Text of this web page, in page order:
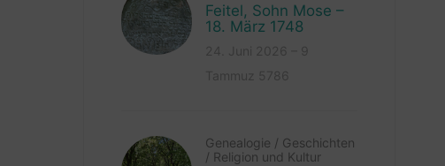
Feitel, Sohn Mose –
18. März 1748
Genealogie / Geschichten
/ Religion und Kultur